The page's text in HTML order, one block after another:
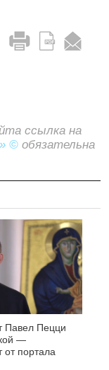
ссылка на
© обязательна
Павел Пецци
—
от портала